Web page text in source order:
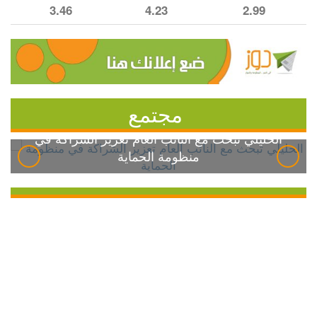
2.99
4.23
3.46
مجتمع
الخليلي تبحث مع النائب العام تعزيز الشراكة في
منظومة الحماية